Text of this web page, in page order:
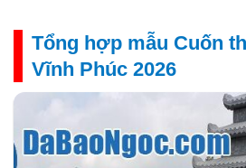
Tổng hợp mẫu Cuốn
Vĩnh Phúc 2026